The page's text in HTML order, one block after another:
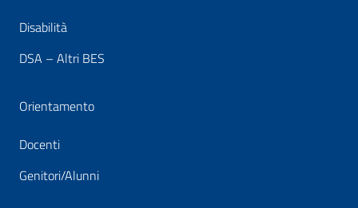
Disabilità
DSA – Altri BES
Orientamento
Docenti
Genitori/Alunni